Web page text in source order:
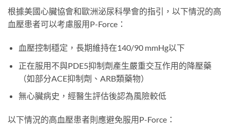
根據美國心臟協會和歐洲泌尿科學會的指引，以下情況的高
血壓患者可以考慮服用P-Force：
血壓控制穩定，長期維持在140/90 mmHg以下
正在服用不與PDE5抑制劑產生嚴重交互作用的降壓藥
（如部分ACE抑制劑、ARB類藥物）
無心臟病史，經醫生評估後認為風險較低
以下情況的高血壓患者則應避免服用P-Force：